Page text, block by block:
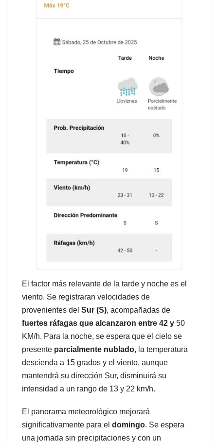
El factor más relevante de la tarde y noche es el
viento. Se registraran velocidades de
provenientes del Sur (S), acompañadas de
fuertes ráfagas que alcanzaron entre 42 y 50
KM/h. Para la noche, se espera que el cielo se
presente parcialmente nublado, la temperatura
descienda a 15 grados y el viento, aunque
mantendrá su dirección Sur, disminuirá su
intensidad a un rango de 13 y 22 km/h.
El panorama meteorológico mejorará
significativamente para el domingo. Se espera
una jornada sin precipitaciones y con un